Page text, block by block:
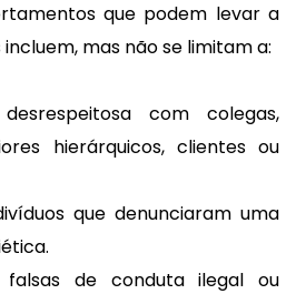
que podem levar a
mas não se limitam a:
com colegas,
hierárquicos, clientes ou
que denunciaram uma
falsas de conduta ilegal ou